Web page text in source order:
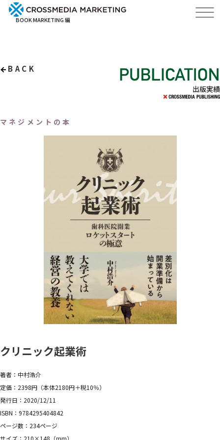
BOOK MARKETING 編
BACK
出版実績
マネジメントの本
クリニック起業術
著者：中村浩介
定価：2398円（本体2180円＋税10％）
発行日：2020/12/11
ISBN：9784295404842
ページ数：234ページ